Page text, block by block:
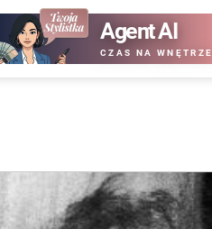
Agent AI
CZAS NA WNĘTRZE